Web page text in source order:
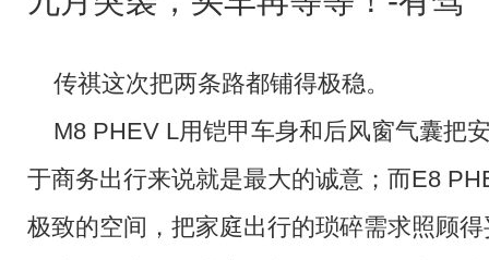
传祺这次把两条路都铺得极稳。
M8 PHEV L用铠甲车身和后风窗气囊把
于商务出行来说就是最大的诚意；而E8
极致的空间，把家庭出行的琐碎需求照顾